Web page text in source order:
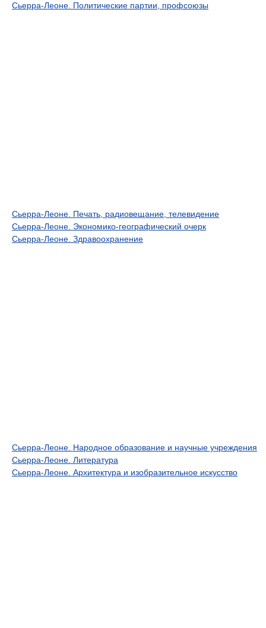
Сьерра-Леоне. Политические партии, профсоюзы
Сьерра-Леоне. Печать, радиовещание, телевидение
Сьерра-Леоне. Экономико-географический очерк
Сьерра-Леоне. Здравоохранение
Сьерра-Леоне. Народное образование и научные учреждения
Сьерра-Леоне. Литература
Сьерра-Леоне. Архитектура и изобразительное искусство